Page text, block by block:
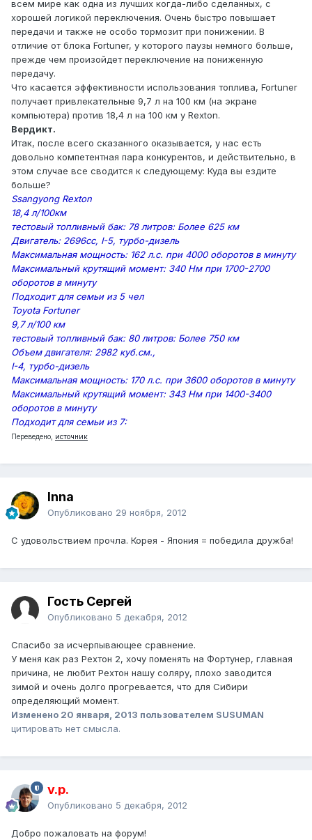
всем мире как одна из лучших когда-либо сделанных, с
хорошей логикой переключения. Очень быстро повышает
передачи и также не особо тормозит при понижении. В
отличие от блока Fortuner, у которого паузы немного больше,
прежде чем произойдет переключение на пониженную
передачу.
Что касается эффективности использования топлива, Fortuner
получает привлекательные 9,7 л на 100 км (на экране
компьютера) против 18,4 л на 100 км у Rexton.
Вердикт.
Итак, после всего сказанного оказывается, у нас есть
довольно компетентная пара конкурентов, и действительно, в
этом случае все сводится к следующему: Куда вы ездите
больше?
Ssangyong Rexton
18,4 л/100км
тестовый топливный бак: 78 литров: Более 625 км
Двигатель: 2696cc, I-5, турбо-дизель
Максимальная мощность: 162 л.с. при 4000 оборотов в минуту
Максимальный крутящий момент: 340 Нм при 1700-2700
оборотов в минуту
Подходит для семьи из 5 чел
Toyota Fortuner
9,7 л/100 км
тестовый топливный бак: 80 литров: Более 750 км
Объем двигателя: 2982 куб.см.,
I-4, турбо-дизель
Максимальная мощность: 170 л.с. при 3600 оборотов в минуту
Максимальный крутящий момент: 343 Нм при 1400-3400
оборотов в минуту
Подходит для семьи из 7:
Переведено, источник
Inna
Опубликовано 29 ноября, 2012
С удовольствием прочла. Корея - Япония = победила дружба!
Гость Сергей
Опубликовано 5 декабря, 2012
Спасибо за исчерпывающее сравнение.
У меня как раз Рехтон 2, хочу поменять на Фортунер, главная
причина, не любит Рехтон нашу соляру, плохо заводится
зимой и очень долго прогревается, что для Сибири
определяющий момент.
Изменено 20 января, 2013 пользователем SUSUMAN
цитировать нет смысла.
v.p.
Опубликовано 5 декабря, 2012
Добро пожаловать на форум!